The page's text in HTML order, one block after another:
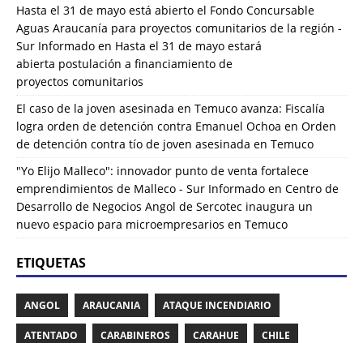
Hasta el 31 de mayo está abierto el Fondo Concursable
Aguas Araucanía para proyectos comunitarios de la región -
Sur Informado en Hasta el 31 de mayo estará
abierta postulación a financiamiento de
proyectos comunitarios
El caso de la joven asesinada en Temuco avanza: Fiscalía
logra orden de detención contra Emanuel Ochoa en Orden
de detención contra tío de joven asesinada en Temuco
"Yo Elijo Malleco": innovador punto de venta fortalece
emprendimientos de Malleco - Sur Informado en Centro de
Desarrollo de Negocios Angol de Sercotec inaugura un
nuevo espacio para microempresarios en Temuco
ETIQUETAS
ANGOL ARAUCANIA ATAQUE INCENDIARIO
ATENTADO CARABINEROS CARAHUE CHILE